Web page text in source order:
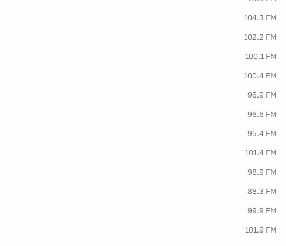
104.3 FM
102.2 FM
100.1 FM
100.4 FM
96.9 FM
96.6 FM
95.4 FM
101.4 FM
98.9 FM
88.3 FM
99.9 FM
101.9 FM